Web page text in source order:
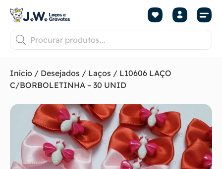
Início / Desejados / Laços / L10606 LAÇO
C/BORBOLETINHA – 30 UNID